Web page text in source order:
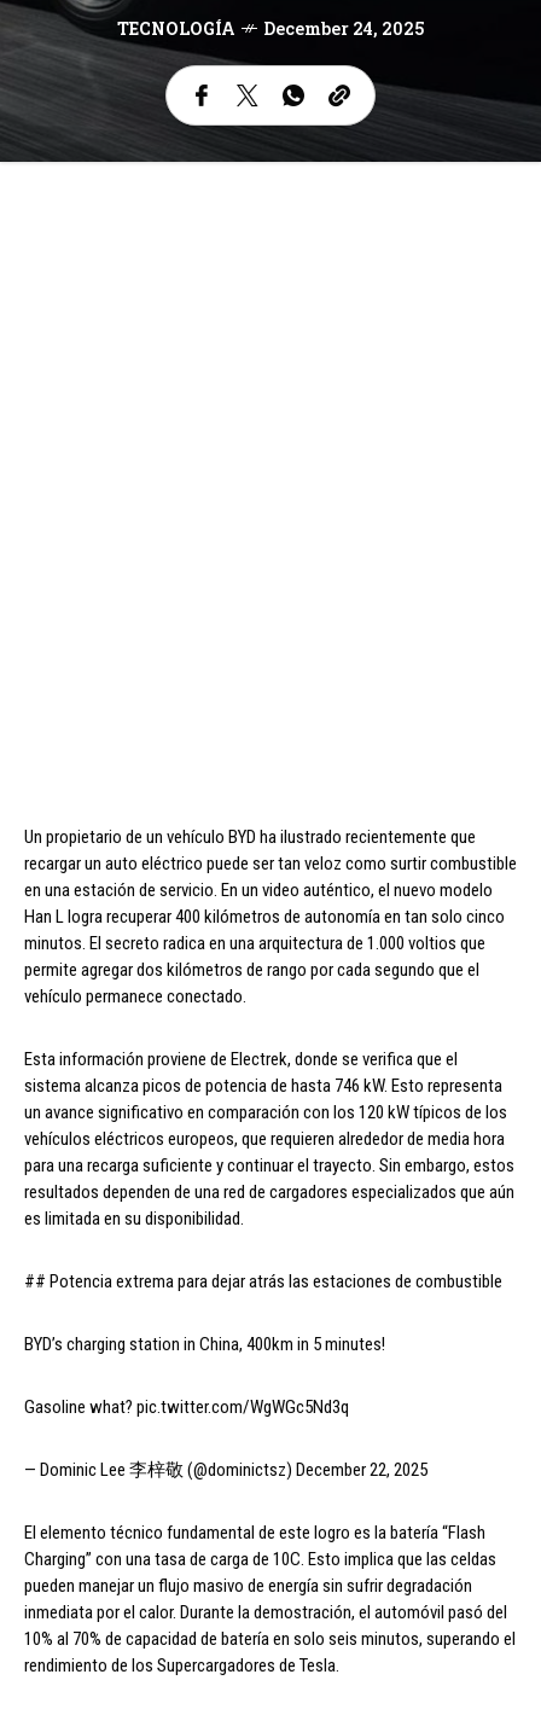
TECNOLOGÍA December 24, 2025
Un propietario de un vehículo BYD ha ilustrado recientemente que
recargar un auto eléctrico puede ser tan veloz como surtir combustible
en una estación de servicio. En un video auténtico, el nuevo modelo
Han L logra recuperar 400 kilómetros de autonomía en tan solo cinco
minutos. El secreto radica en una arquitectura de 1.000 voltios que
permite agregar dos kilómetros de rango por cada segundo que el
vehículo permanece conectado.
Esta información proviene de Electrek, donde se verifica que el
sistema alcanza picos de potencia de hasta 746 kW. Esto representa
un avance significativo en comparación con los 120 kW típicos de los
vehículos eléctricos europeos, que requieren alrededor de media hora
para una recarga suficiente y continuar el trayecto. Sin embargo, estos
resultados dependen de una red de cargadores especializados que aún
es limitada en su disponibilidad.
## Potencia extrema para dejar atrás las estaciones de combustible
BYD’s charging station in China, 400km in 5 minutes!
Gasoline what? pic.twitter.com/WgWGc5Nd3q
— Dominic Lee 李梓敬 (@dominictsz) December 22, 2025
El elemento técnico fundamental de este logro es la batería “Flash
Charging” con una tasa de carga de 10C. Esto implica que las celdas
pueden manejar un flujo masivo de energía sin sufrir degradación
inmediata por el calor. Durante la demostración, el automóvil pasó del
10% al 70% de capacidad de batería en solo seis minutos, superando el
rendimiento de los Supercargadores de Tesla.